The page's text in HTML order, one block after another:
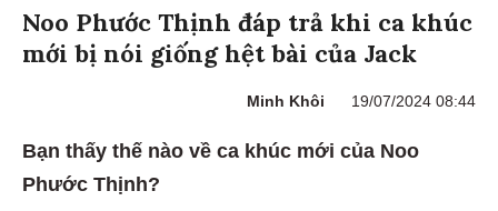
Noo Phước Thịnh đáp trả khi ca khúc
mới bị nói giống hệt bài của Jack
Minh Khôi 19/07/2024 08:44
Bạn thấy thế nào về ca khúc mới của Noo
Phước Thịnh?